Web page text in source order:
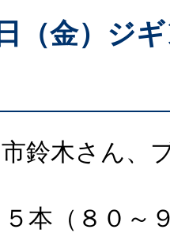
（金）ジ
鈴木さん、
本（８０～